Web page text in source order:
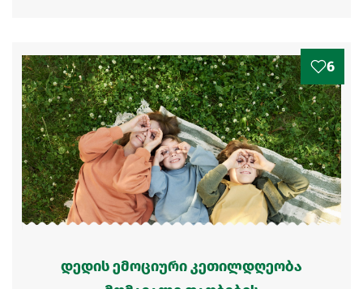
6
დედის ემოციური კეთილდღეობა